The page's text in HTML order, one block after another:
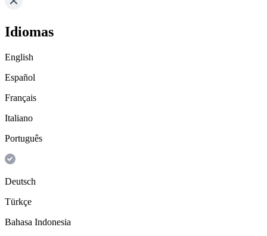
Idiomas
English
Español
Français
Italiano
Português
Deutsch
Türkçe
Bahasa Indonesia